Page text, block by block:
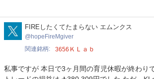
hopeFireMgiver
FIREしたくてたまらない エムンクス
hopeFireMgiver
関連銘柄 3656 ＫＬａｂ
私事ですが 本日で3ヶ月間の育児休暇が終わり